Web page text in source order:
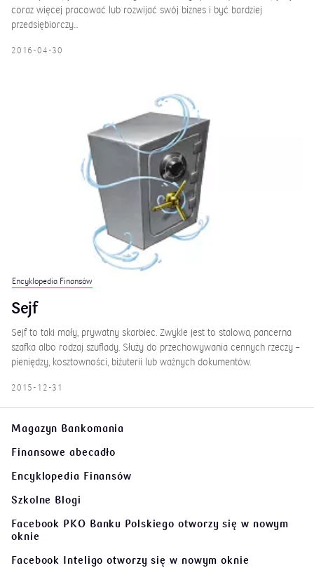
coraz więcej pracować lub rozwijać swój biznes i być bardziej
przedsiębiorczy...
2016-04-30
Encyklopedia Finansów
Sejf
Sejf to taki mały, prywatny skarbiec. Zwykle jest to stalowa, pancerna
szafka albo rodzaj szuflady. Służy do przechowywania cennych rzeczy –
pieniędzy, kosztowności, biżuterii lub ważnych dokumentów.
2015-12-31
Magazyn Bankomania
Finansowe abecadło
Encyklopedia Finansów
Szkolne Blogi
Facebook PKO Banku Polskiego otworzy się w nowym
oknie
Facebook Inteligo otworzy się w nowym oknie